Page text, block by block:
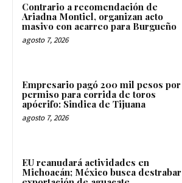
Contrario a recomendación de
Ariadna Montiel, organizan acto
masivo con acarreo para Burgueño
agosto 7, 2026
Empresario pagó 200 mil pesos por
permiso para corrida de toros
apócrifo: Sindica de Tijuana
agosto 7, 2026
EU reanudará actividades en
Michoacán; México busca destrabar